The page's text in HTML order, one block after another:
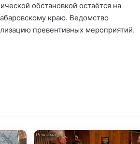
обстановкой остаётся на
краю. Ведомство
превентивных мероприятий.